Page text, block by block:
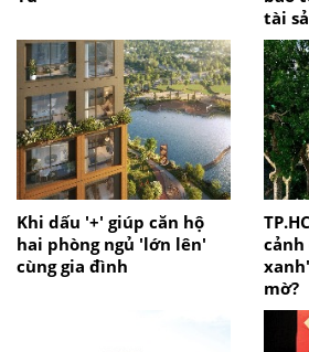
tài
Khi dấu '+' giúp căn hộ
hai phòng ngủ 'lớn lên'
cùng gia đình
cảnh
mờ?